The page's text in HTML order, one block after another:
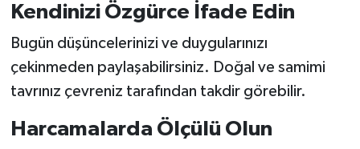
Kendinizi Özgürce İfade Edin
Bugün düşüncelerinizi ve duygularınızı
çekinmeden paylaşabilirsiniz. Doğal ve samimi
tavrınız çevreniz tarafından takdir görebilir.
Harcamalarda Ölçülü Olun